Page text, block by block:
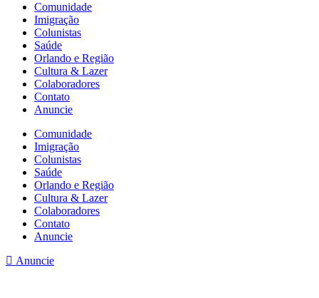
Comunidade
Imigração
Colunistas
Saúde
Orlando e Região
Cultura & Lazer
Colaboradores
Contato
Anuncie
Comunidade
Imigração
Colunistas
Saúde
Orlando e Região
Cultura & Lazer
Colaboradores
Contato
Anuncie
Anuncie